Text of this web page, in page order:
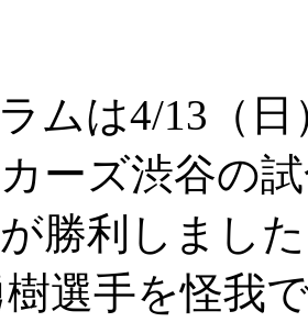
ムは4/13（
ーズ渋谷の
勝利しまし
樹選手を怪我